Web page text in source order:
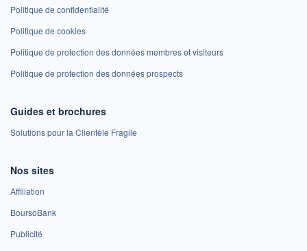
Politique de confidentialité
Politique de cookies
Politique de protection des données membres et visiteurs
Politique de protection des données prospects
Guides et brochures
Solutions pour la Clientèle Fragile
Nos sites
Affiliation
BoursoBank
Publicité